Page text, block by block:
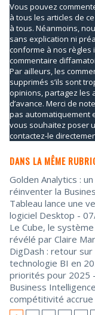
Vous pouvez
à tous les articles de
à tous. Néanmoins,
sans explication ni
conforme à nos
commentaire
Par ailleurs, les
supprimés s’ils sont
opinions, partagez les
d’avance. Merci de
pas automatiquement
vous souhaitez poser
contactez-le
DANS LA MÊME
Golden Analytics :
réinventer la
Tableau lance une
logiciel Desktop -
Le Cube, le
révélé par Claire
DigDash : retour
technologie BI en
priorités pour 2025
Business
compétitivité accrue